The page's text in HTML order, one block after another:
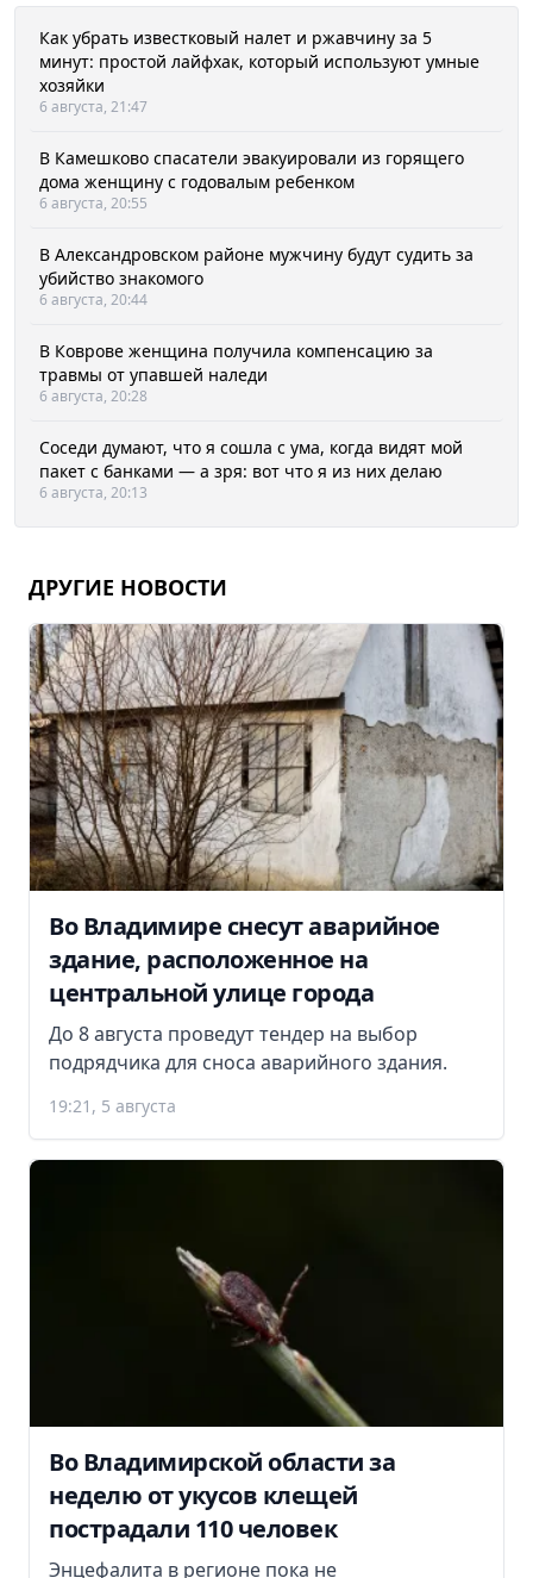
Как убрать известковый налет и ржавчину за 5
минут: простой лайфхак, который используют умные
хозяйки
6 августа, 21:47
В Камешково спасатели эвакуировали из горящего
дома женщину с годовалым ребенком
6 августа, 20:55
В Александровском районе мужчину будут судить за
убийство знакомого
6 августа, 20:44
В Коврове женщина получила компенсацию за
травмы от упавшей наледи
6 августа, 20:28
Соседи думают, что я сошла с ума, когда видят мой
пакет с банками — а зря: вот что я из них делаю
6 августа, 20:13
ДРУГИЕ НОВОСТИ
Во Владимире снесут аварийное
здание, расположенное на
центральной улице города
До 8 августа проведут тендер на выбор
подрядчика для сноса аварийного здания.
19:21, 5 августа
Во Владимирской области за
неделю от укусов клещей
пострадали 110 человек
Энцефалита в регионе пока не